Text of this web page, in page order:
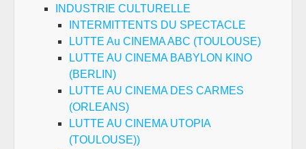
INDUSTRIE CULTURELLE
INTERMITTENTS DU SPECTACLE
LUTTE Au CINEMA ABC (TOULOUSE)
LUTTE AU CINEMA BABYLON KINO
(BERLIN)
LUTTE AU CINEMA DES CARMES
(ORLEANS)
LUTTE AU CINEMA UTOPIA
(TOULOUSE))